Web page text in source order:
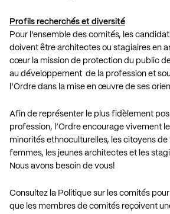
Profils recherchés et diversité
Pour l’ensemble des comités, les
doivent être architectes ou stagiaires en
cœur la mission de protection du public de
au développement de la profession et
l’Ordre dans la mise en œuvre de ses
Afin de représenter le plus fidèlement
profession, l’Ordre encourage vivement
minorités ethnoculturelles, les citoyens de
femmes, les jeunes architectes et les
Nous avons besoin de vous!
Consultez la Politique sur les comités
que les membres de comités reçoivent